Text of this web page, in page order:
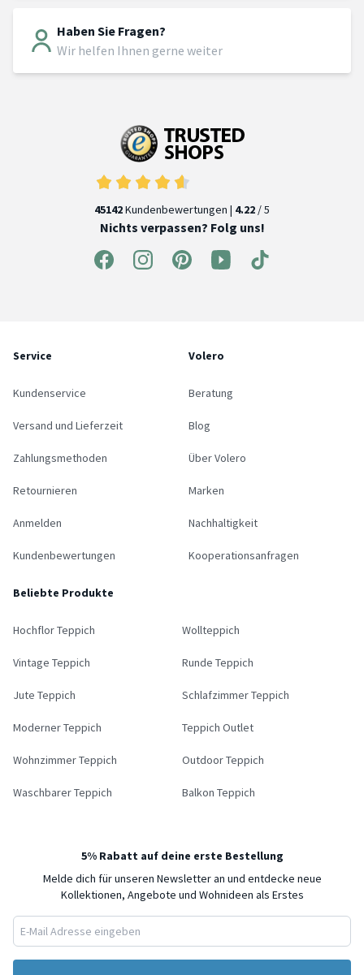
Haben Sie Fragen?
Wir helfen Ihnen gerne weiter
45142Kundenbewertungen | 4.22 / 5
Nichts verpassen? Folg uns!
Service
Kundenservice
Versand und Lieferzeit
Zahlungsmethoden
Retournieren
Anmelden
Kundenbewertungen
Volero
Beratung
Blog
Über Volero
Marken
Nachhaltigkeit
Kooperationsanfragen
Beliebte Produkte
Hochflor Teppich Wollteppich
Vintage Teppich Runde Teppich
Jute Teppich Schlafzimmer Teppich
Moderner Teppich Teppich Outlet
Wohnzimmer Teppich Outdoor Teppich
Waschbarer Teppich Balkon Teppich
5% Rabatt auf deine erste Bestellung
Melde dich für unseren Newsletter an und entdecke neue
Kollektionen, Angebote und Wohnideen als Erstes